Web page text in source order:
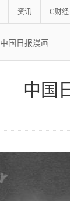
资讯 C财经
中国日报漫画
中国